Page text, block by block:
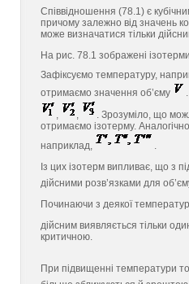
Співвідношення (78.1) є
причому залежно від значень
може визначатися тільки
На рис. 78.1 зображені
Зафіксуємо температуру,
отримаємо значення об’єму
,
,
. Зрозуміло, що
отримаємо ізотерму.
наприклад,
.
Із цих ізотерм випливає, що з
дійсними розв’язками для
Починаючи з деякої
дійсним виявляється тільки
критичною.
При підвищенні температури